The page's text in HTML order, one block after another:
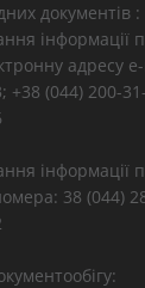
документів :
інформації
адресу
+38 (044) 200-
інформації
38 (044)